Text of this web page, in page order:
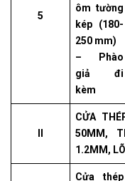
5
ôm tường
kép (180-
250 mm)
– Phào
giả đi
kèm
CỬA
50MM,
1.2MM,
Cửa thép